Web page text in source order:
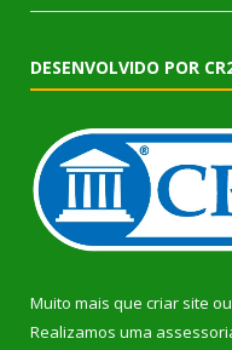
DESENVOLVIDO POR
Muito mais que criar site ou
Realizamos uma